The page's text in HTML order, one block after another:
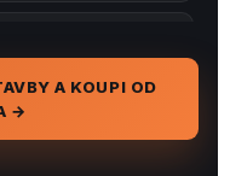
Polyfunkční dům Křídlovická Brno
dům Slatina II Brno
A KOUPI OD
→